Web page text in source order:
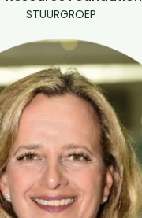
STUURGROEP